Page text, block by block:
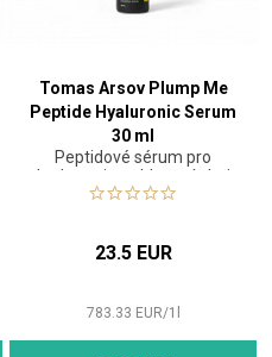
Tomas Arsov Plump Me
Peptide Hyaluronic Serum
30 ml
Peptidové sérum pro
hydrataci a vyhlazení pleti
23.5 EUR
783.33 EUR/1